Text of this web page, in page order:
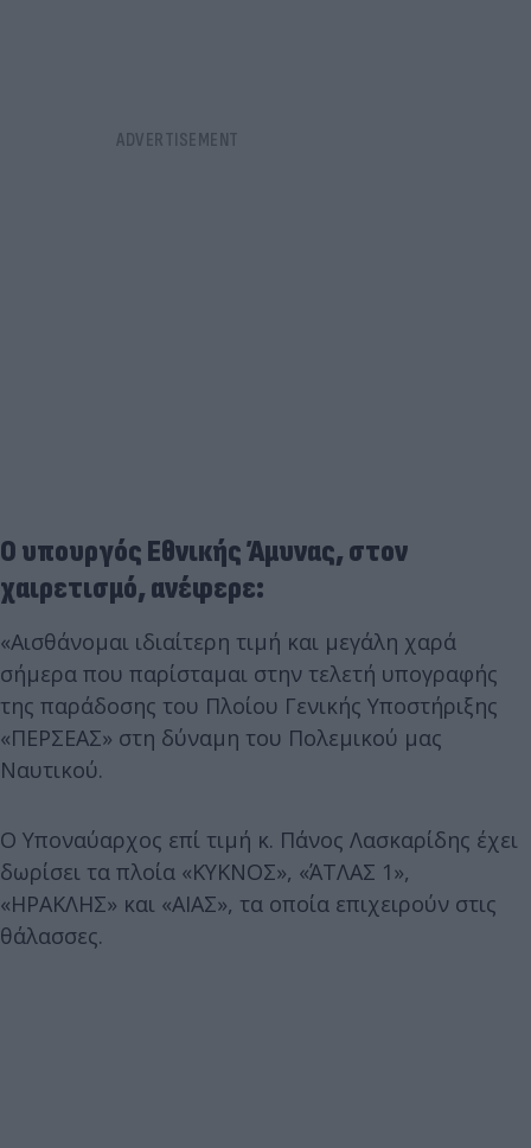
Ο υπουργός Εθνικής Άμυνας, στον
χαιρετισμό, ανέφερε:
«Αισθάνομαι ιδιαίτερη τιμή και μεγάλη χαρά
σήμερα που παρίσταμαι στην τελετή υπογραφής
της παράδοσης του Πλοίου Γενικής Υποστήριξης
«ΠΕΡΣΕΑΣ» στη δύναμη του Πολεμικού μας
Ναυτικού.
Ο Υποναύαρχος επί τιμή κ. Πάνος Λασκαρίδης έχει
δωρίσει τα πλοία «ΚΥΚΝΟΣ», «ΆΤΛΑΣ 1»,
«ΗΡΑΚΛΗΣ» και «ΑΙΑΣ», τα οποία επιχειρούν στις
θάλασσες.